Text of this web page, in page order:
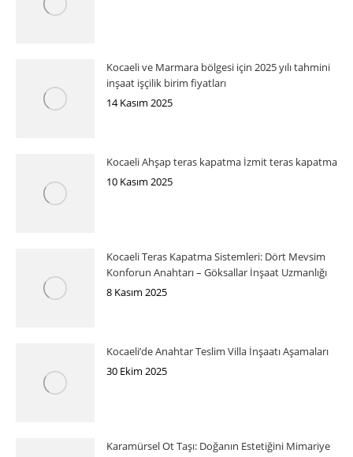
Kocaeli ve Marmara bölgesi için 2025 yılı tahmini
inşaat işçilik birim fiyatları
14 Kasım 2025
Kocaeli Ahşap teras kapatma İzmit teras kapatma
10 Kasım 2025
Kocaeli Teras Kapatma Sistemleri: Dört Mevsim
Konforun Anahtarı – Göksallar İnşaat Uzmanlığı
8 Kasım 2025
Kocaeli’de Anahtar Teslim Villa İnşaatı Aşamaları
30 Ekim 2025
Karamürsel Ot Taşı: Doğanın Estetiğini Mimariye